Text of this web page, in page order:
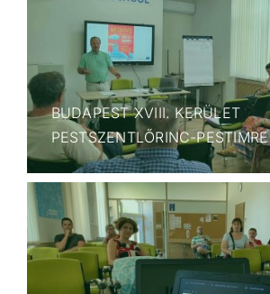
BUDAPEST XVIII. KERÜLET
PESTSZENTLŐRINC-PESTIMRE